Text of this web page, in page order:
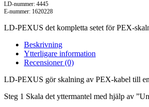
LD-nummer: 4445
E-nummer: 1620228
LD-PEXUS det kompletta setet för PEX-
Beskrivning
Ytterligare information
Recensioner (0)
LD-PEXUS gör skalning av PEX-kabel till
Steg 1 Skala det yttermantel med hjälp av